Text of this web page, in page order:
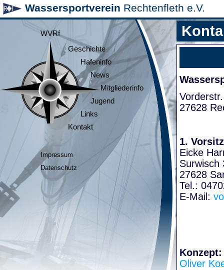
Wassersportverein Rechtenfleth e.V.
WVRf
Geschichte
Hafeninfo
News
Mitgliederinfo
Jugend
Links
Kontakt
Impressum
Datenschutz
27628
1.
Eicke
Surwisch
27628
Tel.:
E-Mail:
Konzept:
Oliver